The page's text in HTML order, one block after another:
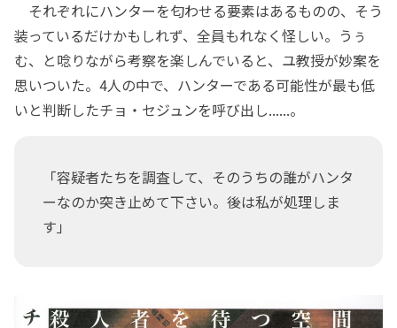
それぞれにハンターを匂わせる要素はあるものの、そう
装っているだけかもしれず、全員もれなく怪しい。うぅ
む、と唸りながら考察を楽しんでいると、ユ教授が妙案を
思いついた。4人の中で、ハンターである可能性が最も低
いと判断したチョ・セジュンを呼び出し......。
「容疑者たちを調査して、そのうちの誰がハンタ
ーなのか突き止めて下さい。後は私が処理しま
す」